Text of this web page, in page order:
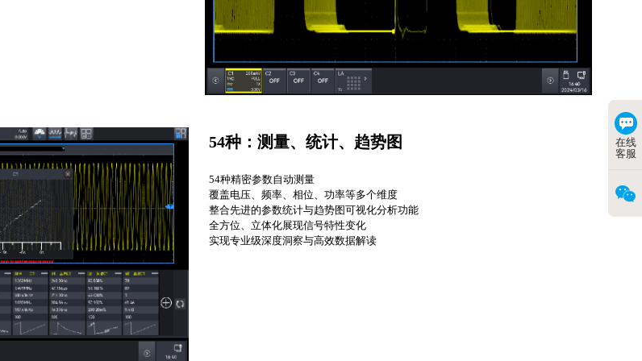
54种：测量、统计、趋势图
54种精密参数自动测量
覆盖电压、频率、相位、功率等多个维度
整合先进的参数统计与趋势图可视化分析功能
全方位、立体化展现信号特性变化
实现专业级深度洞察与高效数据解读
在线
客服